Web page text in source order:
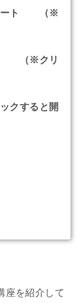
ポート （※
ト （※クリ
クすると開
座を紹介して